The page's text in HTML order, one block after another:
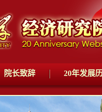
院长致辞 20年发展